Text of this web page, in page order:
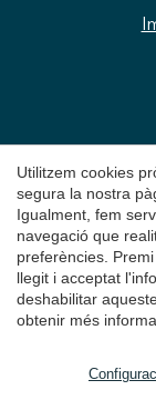
Utilitzem cookies
segura la nostra
Igualment, fem
navegació que
preferències.
llegit i acceptat
deshabilitar
obtenir més